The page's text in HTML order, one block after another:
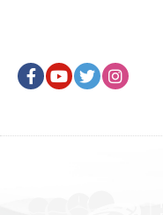
FacebookYoutubeTwitter